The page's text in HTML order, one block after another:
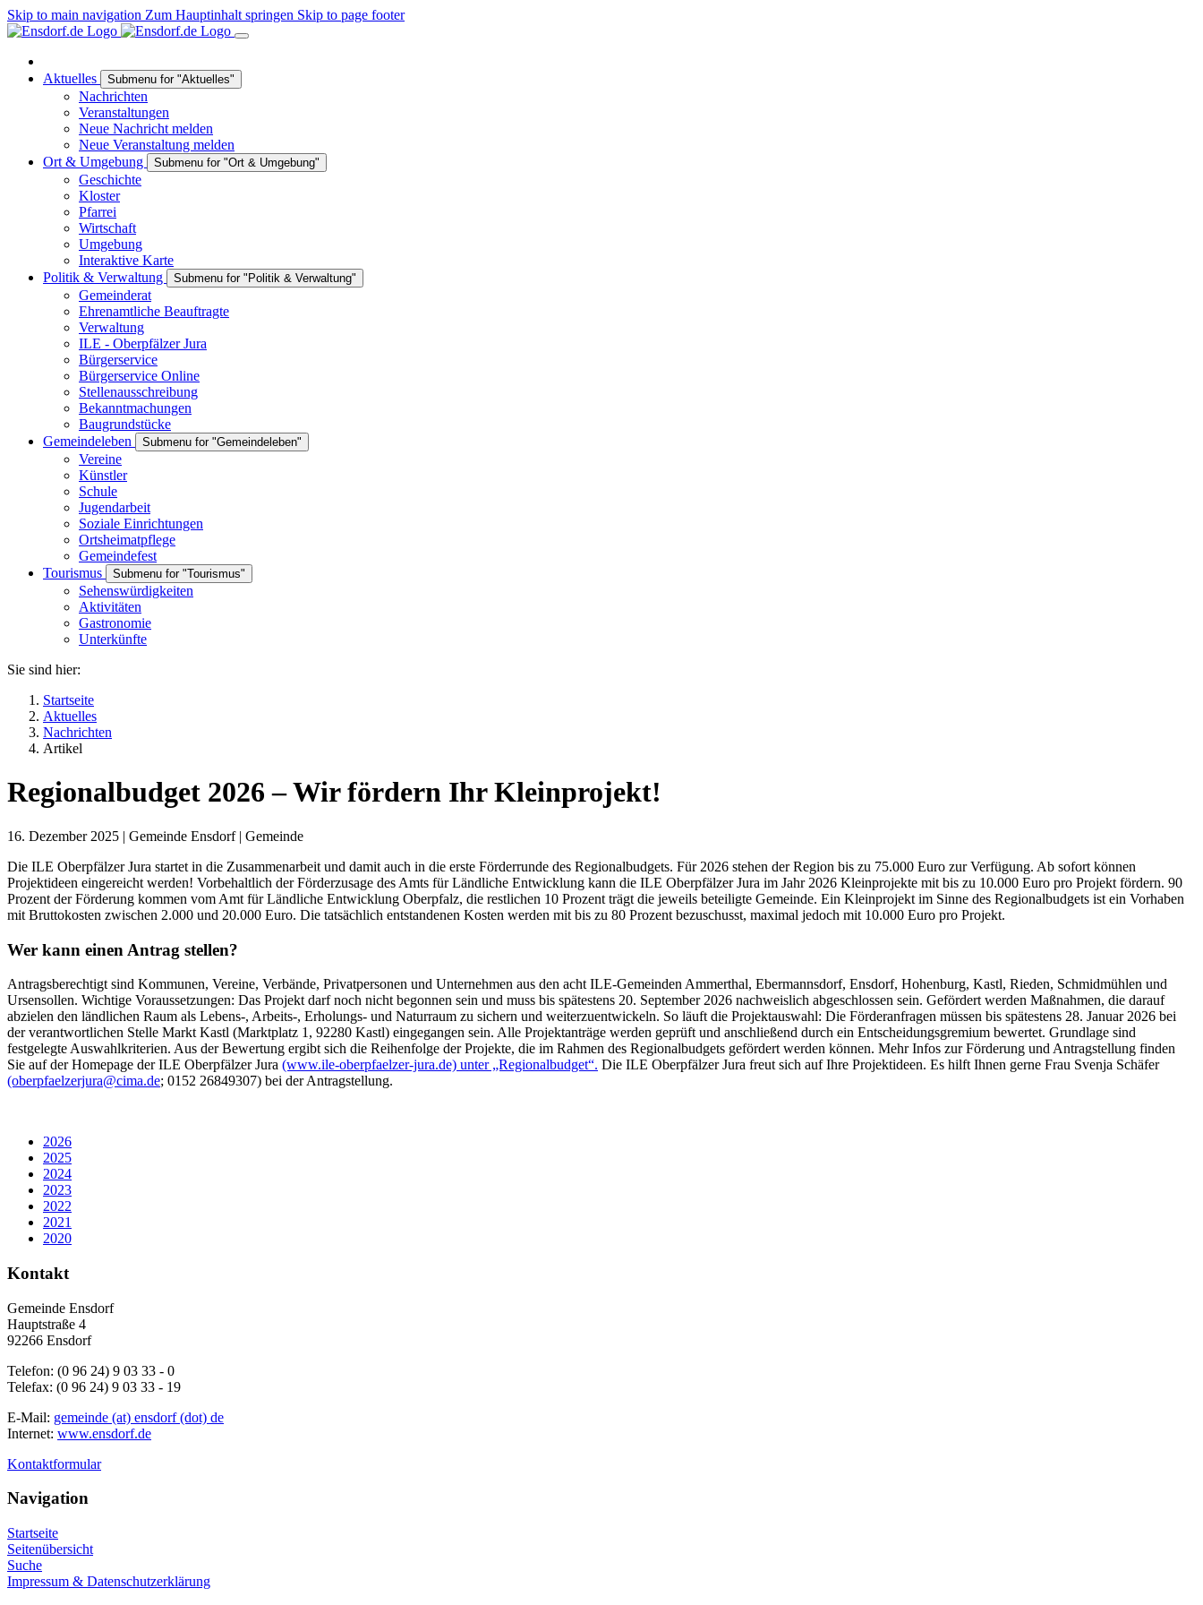
Skip to main navigation Zum Hauptinhalt springen Skip to page footer
Aktuelles Submenu for "Aktuelles"
Nachrichten
Veranstaltungen
Neue Nachricht melden
Neue Veranstaltung melden
Ort & Umgebung
Submenu for "Ort & Umgebung"
Geschichte
Kloster
Pfarrei
Wirtschaft
Umgebung
Interaktive Karte
Politik & Verwaltung
Submenu for "Politik & Verwaltung"
Gemeinderat
Ehrenamtliche Beauftragte
Verwaltung
ILE - Oberpfälzer Jura
Bürgerservice
Bürgerservice Online
Stellenausschreibung
Bekanntmachungen
Baugrundstücke
Gemeindeleben
Submenu for "Gemeindeleben"
Vereine
Künstler
Schule
Jugendarbeit
Soziale Einrichtungen
Ortsheimatpflege
Gemeindefest
Tourismus
Submenu for "Tourismus"
Sehenswürdigkeiten
Aktivitäten
Gastronomie
Unterkünfte
Sie sind hier:
Startseite
Aktuelles
Nachrichten
Artikel
Regionalbudget 2026 – Wir fördern Ihr Kleinprojekt!
16. Dezember 2025 | Gemeinde Ensdorf | Gemeinde
Die ILE Oberpfälzer Jura startet in die Zusammenarbeit und damit auch in die erste Förderrunde des Regionalbudgets. Für 2026 stehen der Region bis zu 75.000 Euro zur Verfügung. Ab sofort können
Projektideen eingereicht werden! Vorbehaltlich der Förderzusage des Amts für Ländliche Entwicklung kann die ILE Oberpfälzer Jura im Jahr 2026 Kleinprojekte mit bis zu 10.000 Euro pro Projekt fördern. 90
Prozent der Förderung kommen vom Amt für Ländliche Entwicklung Oberpfalz, die restlichen 10 Prozent trägt die jeweils beteiligte Gemeinde. Ein Kleinprojekt im Sinne des Regionalbudgets ist ein Vorhaben
mit Bruttokosten zwischen 2.000 und 20.000 Euro. Die tatsächlich entstandenen Kosten werden mit bis zu 80 Prozent bezuschusst, maximal jedoch mit 10.000 Euro pro Projekt.
Wer kann einen Antrag stellen?
Antragsberechtigt sind Kommunen, Vereine, Verbände, Privatpersonen und Unternehmen aus den acht ILE-Gemeinden Ammerthal, Ebermannsdorf, Ensdorf, Hohenburg, Kastl, Rieden, Schmidmühlen und
Ursensollen. Wichtige Voraussetzungen: Das Projekt darf noch nicht begonnen sein und muss bis spätestens 20. September 2026 nachweislich abgeschlossen sein. Gefördert werden Maßnahmen, die darauf
abzielen den ländlichen Raum als Lebens-, Arbeits-, Erholungs- und Naturraum zu sichern und weiterzuentwickeln. So läuft die Projektauswahl: Die Förderanfragen müssen bis spätestens 28. Januar 2026 bei
der verantwortlichen Stelle Markt Kastl (Marktplatz 1, 92280 Kastl) eingegangen sein. Alle Projektanträge werden geprüft und anschließend durch ein Entscheidungsgremium bewertet. Grundlage sind
festgelegte Auswahlkriterien. Aus der Bewertung ergibt sich die Reihenfolge der Projekte, die im Rahmen des Regionalbudgets gefördert werden können. Mehr Infos zur Förderung und Antragstellung finden
Sie auf der Homepage der ILE Oberpfälzer Jura (www.ile-oberpfaelzer-jura.de) unter „Regionalbudget“. Die ILE Oberpfälzer Jura freut sich auf Ihre Projektideen. Es hilft Ihnen gerne Frau Svenja Schäfer
(oberpfaelzerjura@cima.de; 0152 26849307) bei der Antragstellung.
2026
2025
2024
2023
2022
2021
2020
Kontakt
Gemeinde Ensdorf
Hauptstraße 4
92266 Ensdorf
Telefon: (0 96 24) 9 03 33 - 0
Telefax: (0 96 24) 9 03 33 - 19
E-Mail: gemeinde (at) ensdorf (dot) de
Internet: www.ensdorf.de
Kontaktformular
Navigation
Startseite
Seitenübersicht
Suche
Impressum & Datenschutzerklärung